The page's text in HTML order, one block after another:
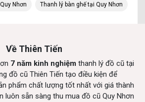
Nhơn Thanh lý bàn ghế tại Quy Nhơn
Về Thiên Tiến
7 năm kinh nghiệm thanh lý đồ cũ tại
đồ cũ Thiên Tiến tạo điều kiện để
phẩm chất lượng tốt nhất với giá thành
luôn sẵn sàng thu mua đồ cũ Quy Nhơn